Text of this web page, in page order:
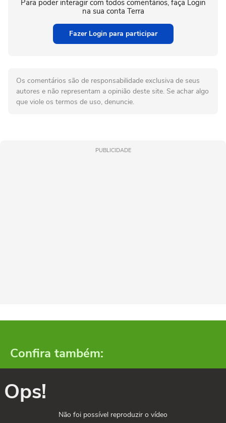
Para poder interagir com todos comentários, faça Login
na sua conta Terra
Fazer Login para participar
Os comentários são de responsabilidade exclusiva de seus
autores e não representam a opinião deste site. Se achar algo
que viole os termos de uso, denuncie.
PUBLICIDADE
Confira também:
Ops!
Não foi possível reproduzir o vídeo